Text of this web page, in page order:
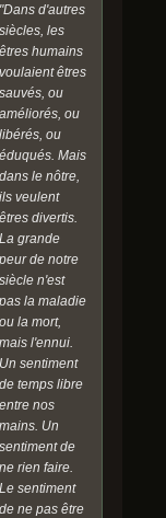
"Dans d'autres
siècles, les
êtres humains
voulaient êtres
sauvés, ou
améliorés, ou
libérés, ou
éduqués. Mais
dans le nôtre,
ils veulent
êtres divertis.
La grande
peur de notre
siècle n'est
pas la maladie
ou la mort,
mais l'ennui.
Un sentiment
de temps libre
entre nos
mains. Un
sentiment de
ne rien faire.
Le sentiment
de ne pas être